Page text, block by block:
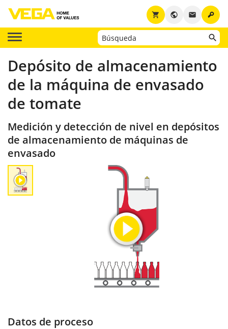
key
email
public
shopping_cart
Depósito de almacenamiento
de la máquina de envasado
de tomate
Medición y detección de nivel en depósitos
de almacenamiento de máquinas de
envasado
Datos de proceso